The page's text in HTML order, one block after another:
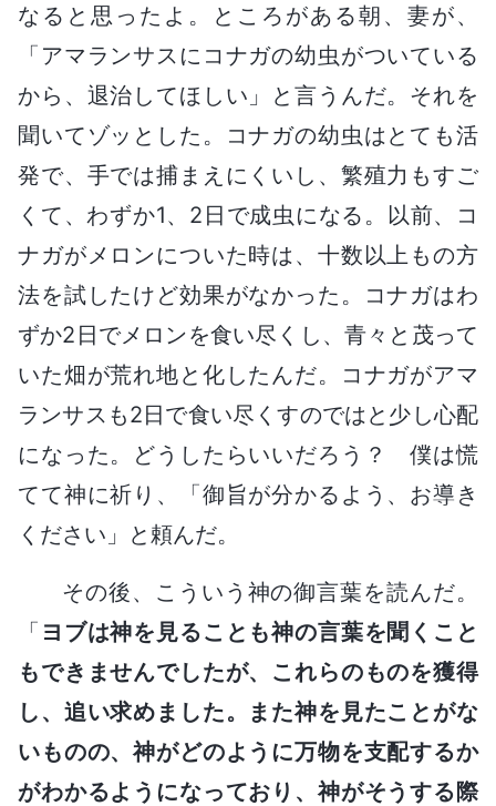
なると思ったよ。ところがある朝、妻が、
「アマランサスにコナガの幼虫がついている
から、退治してほしい」と言うんだ。それを
聞いてゾッとした。コナガの幼虫はとても活
発で、手では捕まえにくいし、繁殖力もすご
くて、わずか1、2日で成虫になる。以前、コ
ナガがメロンについた時は、十数以上もの方
法を試したけど効果がなかった。コナガはわ
ずか2日でメロンを食い尽くし、青々と茂って
いた畑が荒れ地と化したんだ。コナガがアマ
ランサスも2日で食い尽くすのではと少し心配
になった。どうしたらいいだろう？ 僕は慌
てて神に祈り、「御旨が分かるよう、お導き
ください」と頼んだ。
その後、こういう神の御言葉を読んだ。
「 ヨブは神を見ることも神の言葉を聞くこと
もできませんでしたが、これらのものを獲得
し、追い求めました。また神を見たことがな
いものの、神がどのように万物を支配するか
がわかるようになっており、神がそうする際